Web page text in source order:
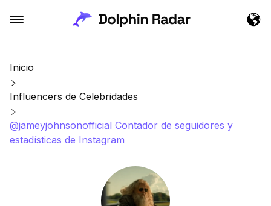
Inicio
Influencers de Celebridades
@jameyjohnsonofficial Contador de seguidores y
estadísticas de Instagram